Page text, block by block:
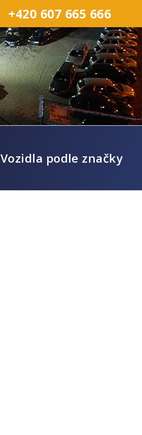
Vozidla podle značky
+420 607 665 666